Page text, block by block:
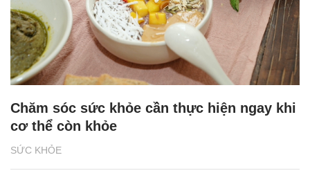
SỨC KHỎE
Chăm sóc sức khỏe cần thực hiện ngay khi
cơ thể còn khỏe